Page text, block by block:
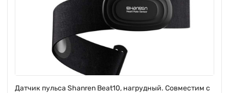
Датчик пульса Shanren Beat10, нагрудный. Совместим с